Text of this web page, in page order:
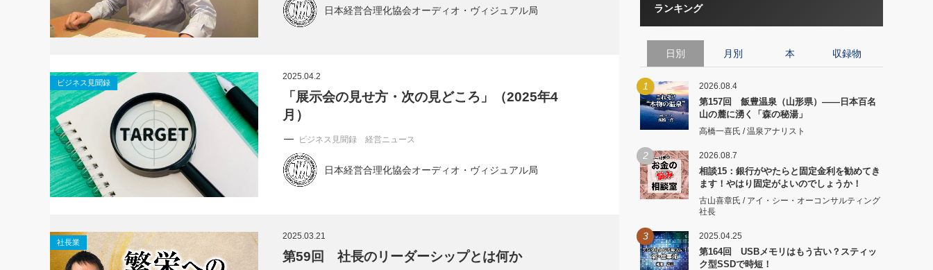
日本経営合理化協会オーディオ・ヴィジュアル局
ビジネス見聞録
2025.04.2
「展示会の見せ方・次の見どころ」（2025年4
月）
ビジネス見聞録 経営ニュース
日本経営合理化協会オーディオ・ヴィジュアル局
社長業
2025.03.21
第59回 社長のリーダーシップとは何か
ランキング
日別 月別 本 収録物
1 2026.08.4
第157回 飯豊温泉（山形県）――日本百名
山の麓に湧く「森の秘湯」
高橋一喜氏 / 温泉アナリスト
2 2026.08.7
相談15：銀行がやたらと固定金利を勧めてき
ます！やはり固定がよいのでしょうか！
古山喜章氏 / アイ・シー・オーコンサルティング
社長
3 2025.04.25
第164回 USBメモリはもう古い？スティッ
ク型SSDで時短！